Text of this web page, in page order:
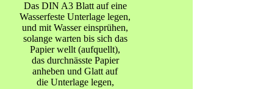
Das DIN A3 Blatt auf eine
Wasserfeste Unterlage legen,
und mit Wasser einsprühen,
solange warten bis sich das
Papier wellt (aufquellt),
das durchnässte Papier
anheben und Glatt auf
die Unterlage legen,